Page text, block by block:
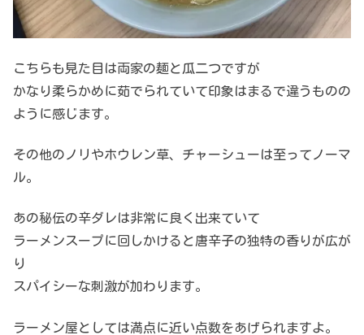
こちらも見た目は両家の麺と瓜二つですが
かなり柔らかめに茹でられていて印象はまるで違うものの
ように感じます。
その他のノリやホウレン草、チャーシューは至ってノーマ
ル。
あの秘伝の辛ダレは非常に良く出来ていて
ラーメンスープに回しかけると唐辛子の独特の香りが広が
り
スパイシーな刺激が加わります。
ラーメン屋としては満点に近い点数をあげられますよ。